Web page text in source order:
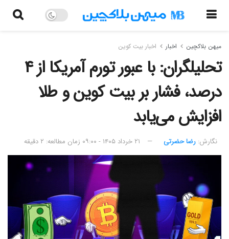
میهن بلاکچین اخبار اخبار بیت کوین
تحلیلگران: با عبور تورم آمریکا از ۴
درصد، فشار بر بیت کوین و طلا
افزایش می‌یابد
نگارش:‌ رضا حضرتی ۲۱ خرداد ۱۴۰۵ - ۰۹:۰۰ زمان مطالعه: ۲ دقیقه